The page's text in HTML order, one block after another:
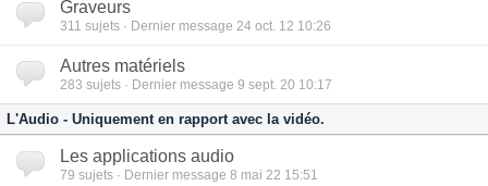
Graveurs
311 sujets · Dernier message 24 oct. 12 10:26
Autres matériels
283 sujets · Dernier message 9 sept. 20 10:17
L'Audio - Uniquement en rapport avec la vidéo.
Les applications audio
79 sujets · Dernier message 8 mai 22 15:51